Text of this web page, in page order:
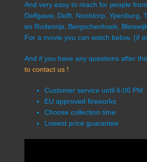
And very easy to reach for people
Delfgauw, Delft, Nootdorp, Ypenburg,
en Rodenrijs, Bergschenhoek,
For a movie you can watch below. (if
And if you have any questions after
to contact us !
Customer service until 6:00 PM
EU approved fireworks
Choose collection time
Lowest price guarantee